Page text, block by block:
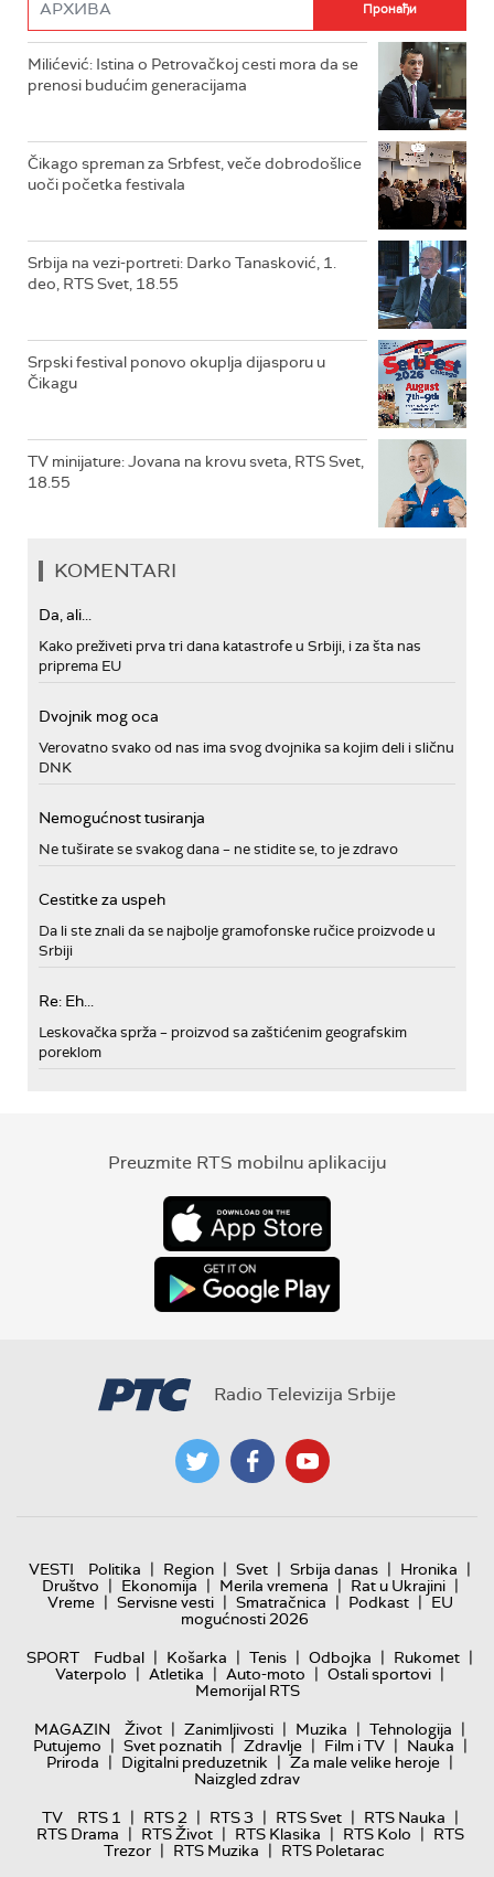
Milićević: Istina o Petrovačkoj cesti mora da se
prenosi budućim generacijama
Čikago spreman za Srbfest, veče dobrodošlice
uoči početka festivala
Srbija na vezi-portreti: Darko Tanasković, 1.
deo, RTS Svet, 18.55
Srpski festival ponovo okuplja dijasporu u
Čikagu
TV minijature: Jovana na krovu sveta, RTS Svet,
18.55
KOMENTARI
Da, ali...
Kako preživeti prva tri dana katastrofe u Srbiji, i za šta nas
priprema EU
Dvojnik mog oca
Verovatno svako od nas ima svog dvojnika sa kojim deli i sličnu
DNK
Nemogućnost tusiranja
Ne tuširate se svakog dana – ne stidite se, to je zdravo
Cestitke za uspeh
Da li ste znali da se najbolje gramofonske ručice proizvode u
Srbiji
Re: Eh...
Leskovačka sprža – proizvod sa zaštićenim geografskim
poreklom
Preuzmite RTS mobilnu aplikaciju
Radio Televizija Srbije
VESTI Politika | Region | Svet | Srbija danas | Hronika |
Društvo | Ekonomija | Merila vremena | Rat u Ukrajini |
Vreme | Servisne vesti | Smatračnica | Podkast | EU
mogućnosti 2026
SPORT
Fudbal | Košarka | Tenis | Odbojka | Rukomet |
Vaterpolo | Atletika | Auto-moto | Ostali sportovi |
Memorijal RTS
MAGAZIN
Život | Zanimljivosti | Muzika | Tehnologija |
Putujemo | Svet poznatih | Zdravlje | Film i TV | Nauka |
Priroda | Digitalni preduzetnik | Za male velike heroje |
Naizgled zdrav
TV
RTS 1 | RTS 2 | RTS 3 | RTS Svet | RTS Nauka |
RTS Drama | RTS Život | RTS Klasika | RTS Kolo | RTS
Trezor | RTS Muzika | RTS Poletarac